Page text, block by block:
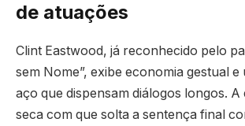
de atuações
Clint Eastwood, já reconhecido pelo
sem Nome”, exibe economia gestual e
aço que dispensam diálogos longos.
seca com que solta a sentença final